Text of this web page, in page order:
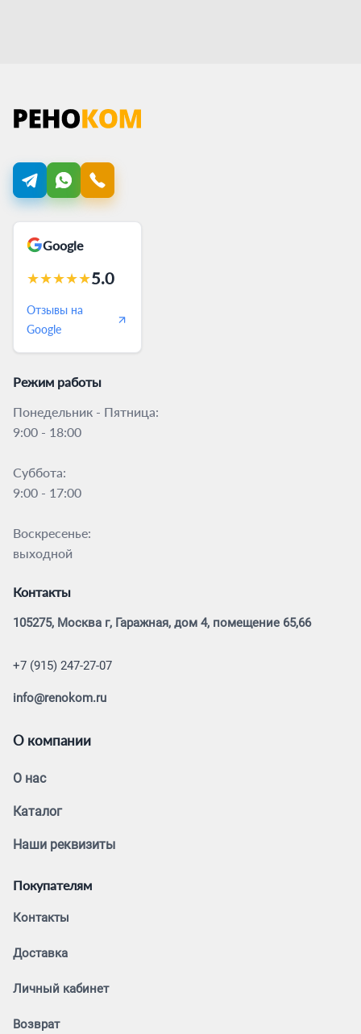
Google
★★★★★5.0
Отзывы на
Google
Режим работы
Понедельник - Пятница:
9:00 - 18:00
Суббота:
9:00 - 17:00
Воскресенье:
выходной
Контакты
105275, Москва г, Гаражная, дом 4, помещение 65,66
+7 (915) 247-27-07
info@renokom.ru
О компании
О нас
Каталог
Наши реквизиты
Покупателям
Контакты
Доставка
Личный кабинет
Возврат